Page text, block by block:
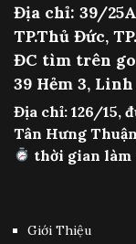
Địa chỉ: 39/
TP.Thủ Đức,
ĐC tìm trên
39 Hẻm 3,
Địa chỉ: 126/15,
Tân Hưng
thời gian làm
Giới Thiệu